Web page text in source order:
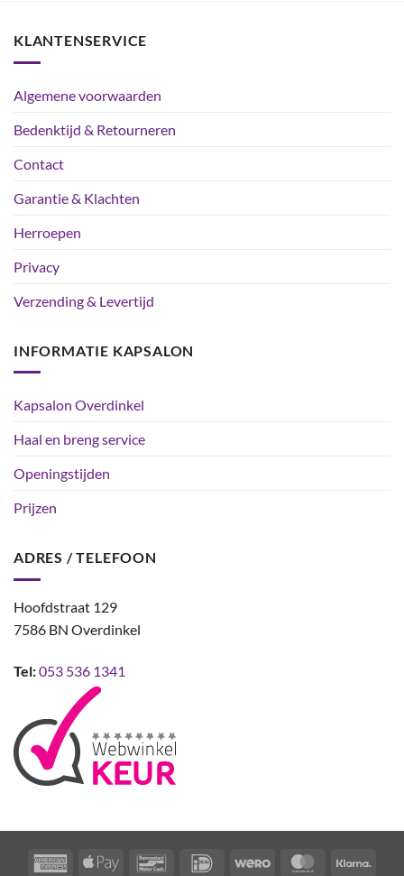
KLANTENSERVICE
Algemene voorwaarden
Bedenktijd & Retourneren
Contact
Garantie & Klachten
Herroepen
Privacy
Verzending & Levertijd
INFORMATIE KAPSALON
Kapsalon Overdinkel
Haal en breng service
Openingstijden
Prijzen
ADRES / TELEFOON
Hoofdstraat 129
7586 BN Overdinkel
Tel:053 536 1341
AmericanApple
BancontactIDeal Wero MasterCard